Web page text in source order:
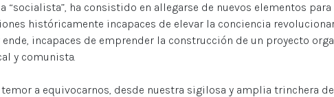
“socialista”, ha consistido en allegarse de nuevos elementos
históricamente incapaces de elevar la conciencia
incapaces de emprender la construcción de un proyecto
y comunista.
a equivocarnos, desde nuestra sigilosa y amplia trinchera